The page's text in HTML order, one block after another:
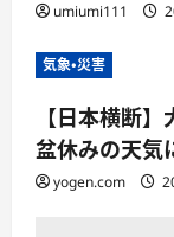
umiumi111
気象・災害
【日本横断
盆休みの天気
yogen.com